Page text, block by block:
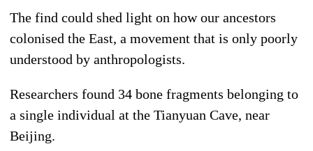
The find could shed light on how our ancestors
colonised the East, a movement that is only poorly
understood by anthropologists.
Researchers found 34 bone fragments belonging to
a single individual at the Tianyuan Cave, near
Beijing.